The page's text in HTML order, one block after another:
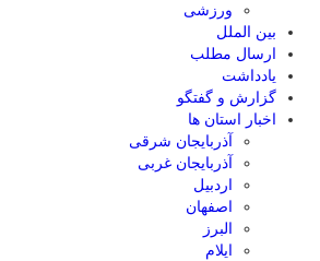
ورزشی
بین الملل
ارسال مطلب
یادداشت
گزارش و گفتگو
اخبار استان ها
آذربایجان شرقی
آذربایجان غربی
اردبیل
اصفهان
البرز
ایلام